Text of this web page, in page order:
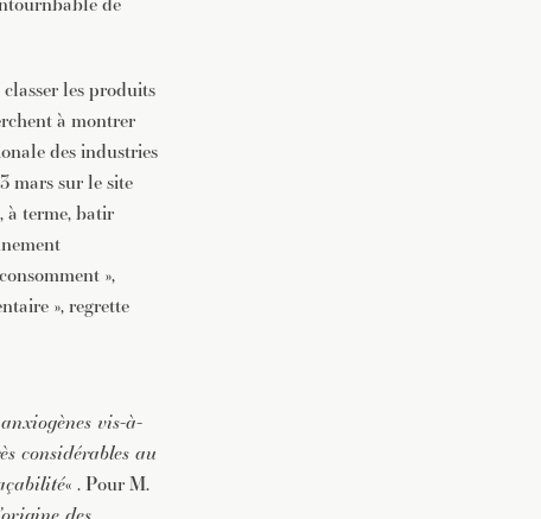
les produits
à montrer
des industries
mars sur le site
à terme, batir
»,
», regrette
vis-à-
considérables au
« . Pour M.